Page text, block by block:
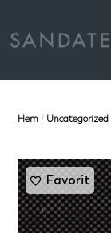
Hem / Uncategorized
Favorit